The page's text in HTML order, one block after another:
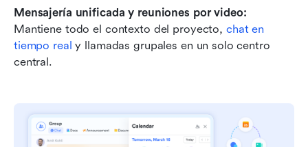
Mensajería unificada y reuniones por video:
Mantiene todo el contexto del proyecto, chat en
tiempo real y llamadas grupales en un solo centro
central.